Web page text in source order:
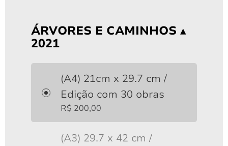
ÁRVORES E CAMINHOS ▴
2021
(A4) 21cm x 29.7 cm /
Edição com 30 obras
R$ 200,00
(A3) 29.7 x 42 cm /